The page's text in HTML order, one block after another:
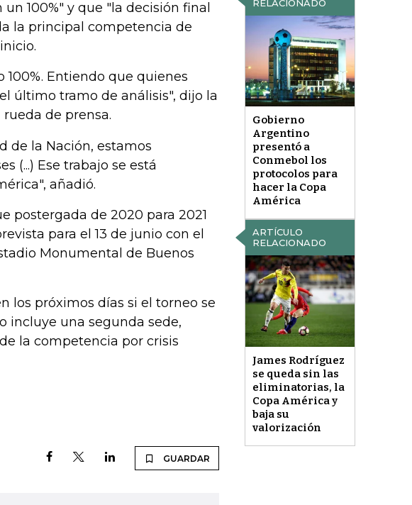
RELACIONADO
Gobierno
Argentino
presentó a
Conmebol los
protocolos para
hacer la Copa
América
100%" y que "la decisión final
la principal competencia de
100%. Entiendo que quienes
último tramo de análisis", dijo la
de prensa.
ARTÍCULO
RELACIONADO
James Rodríguez
se queda sin las
eliminatorias, la
Copa América y
baja su
valorización
de la Nación, estamos
(...) Ese trabajo se está
añadió.
postergada de 2020 para 2021
para el 13 de junio con el
Monumental de Buenos
los próximos días si el torneo se
incluye una segunda sede,
la competencia por crisis
GUARDAR